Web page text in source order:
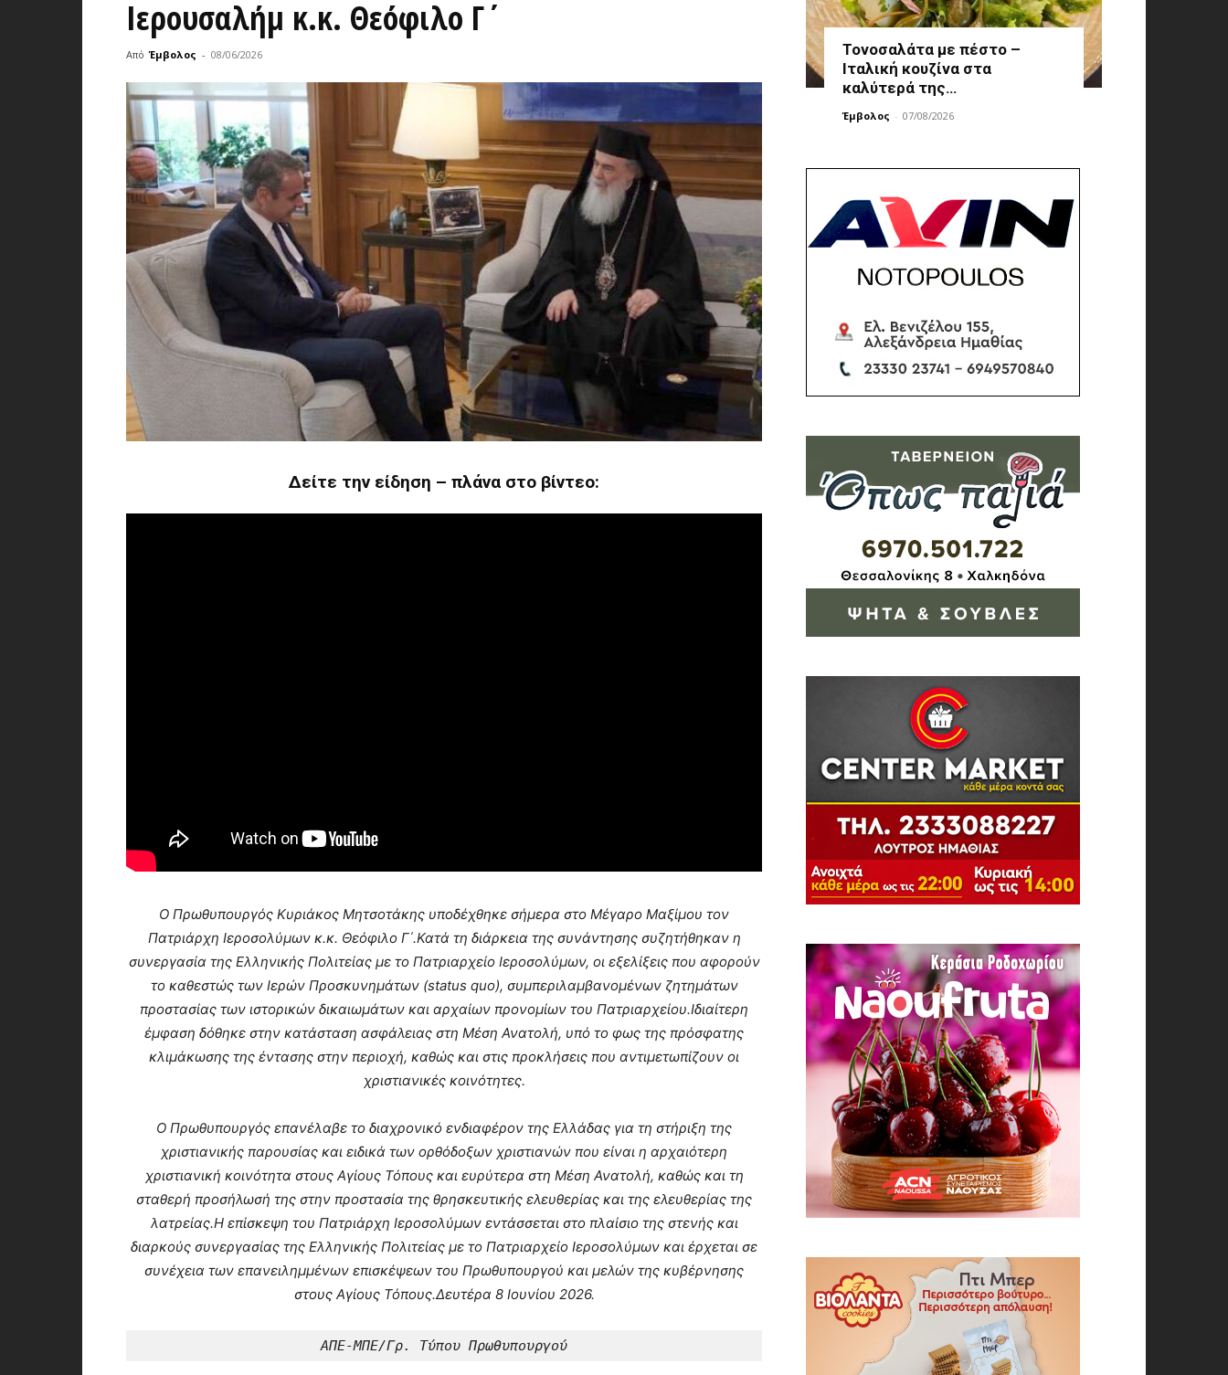
Ιερουσαλήμ κ.κ. Θεόφιλο Γ΄
Από Έμβολος - 08/06/2026
Δείτε την είδηση – πλάνα στο βίντεο:
Ο Πρωθυπουργός Κυριάκος Μητσοτάκης υποδέχθηκε σήμερα στο Μέγαρο Μαξίμου τον
Πατριάρχη Ιεροσολύμων κ.κ. Θεόφιλο Γ΄.Κατά τη διάρκεια της συνάντησης συζητήθηκαν η
συνεργασία της Ελληνικής Πολιτείας με το Πατριαρχείο Ιεροσολύμων, οι εξελίξεις που αφορούν
το καθεστώς των Ιερών Προσκυνημάτων (status quo), συμπεριλαμβανομένων ζητημάτων
προστασίας των ιστορικών δικαιωμάτων και αρχαίων προνομίων του Πατριαρχείου.Ιδιαίτερη
έμφαση δόθηκε στην κατάσταση ασφάλειας στη Μέση Ανατολή, υπό το φως της πρόσφατης
κλιμάκωσης της έντασης στην περιοχή, καθώς και στις προκλήσεις που αντιμετωπίζουν οι
χριστιανικές κοινότητες.
Ο Πρωθυπουργός επανέλαβε το διαχρονικό ενδιαφέρον της Ελλάδας για τη στήριξη της
χριστιανικής παρουσίας και ειδικά των ορθόδοξων χριστιανών που είναι η αρχαιότερη
χριστιανική κοινότητα στους Αγίους Τόπους και ευρύτερα στη Μέση Ανατολή, καθώς και τη
σταθερή προσήλωσή της στην προστασία της θρησκευτικής ελευθερίας και της ελευθερίας της
λατρείας.Η επίσκεψη του Πατριάρχη Ιεροσολύμων εντάσσεται στο πλαίσιο της στενής και
διαρκούς συνεργασίας της Ελληνικής Πολιτείας με το Πατριαρχείο Ιεροσολύμων και έρχεται σε
συνέχεια των επανειλημμένων επισκέψεων του Πρωθυπουργού και μελών της κυβέρνησης
στους Αγίους Τόπους.Δευτέρα 8 Ιουνίου 2026.
ΑΠΕ-ΜΠΕ/Γρ. Τύπου Πρωθυπουργού
Τονοσαλάτα με πέστο –
Ιταλική κουζίνα στα
καλύτερά της…
Έμβολος - 07/08/2026